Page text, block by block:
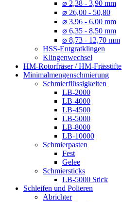
⌀ 2,38 - 3,90 mm
⌀ 26,00 - 50,80
⌀ 3,96 - 6,00 mm
⌀ 6,35 - 8,50 mm
⌀ 8,73 - 12,70 mm
HSS-Entgratklingen
Klingenwechsel
HM-Rotorfräser / HM-Frässtifte
Minimalmengenschmierung
Schmierflüssigkeiten
LB-2000
LB-4000
LB-4500
LB-5000
LB-8000
LB-10000
Schmierpasten
Fest
Gelee
Schmiersticks
LB-5000 Stick
Schleifen und Polieren
Abrichter